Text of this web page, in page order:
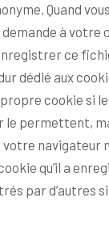
Quand
à votre
ce
dédié aux
cookie si
le permettent,
navigateur
qu’il a
par d’autres